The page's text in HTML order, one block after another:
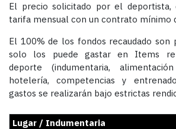
El precio solicitado por el deportista,
tarifa mensual con un contrato mínimo
El 100% de los fondos recaudado son
solo los puede gastar en Items
deporte (indumentaria,
hotelería, competencias y
gastos se realizarán bajo estrictas
Lugar / Indumentaria